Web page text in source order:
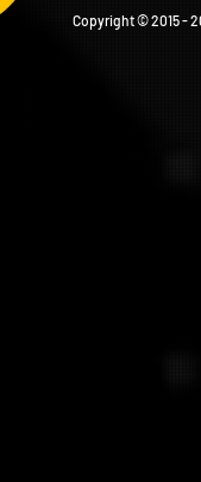
Copyright © 2015 -